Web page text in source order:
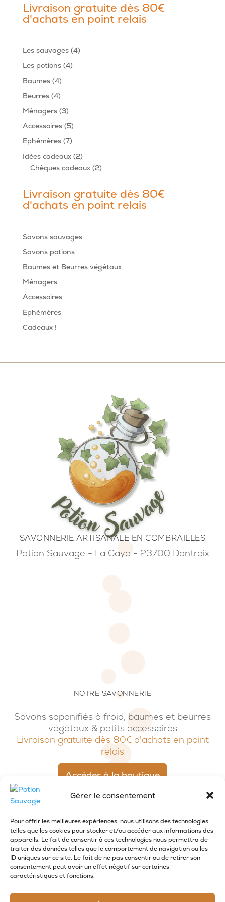
Gérer le consentement
Pour offrir les meilleures expériences, nous utilisons des technologies
telles que les cookies pour stocker et/ou accéder aux informations des
appareils. Le fait de consentir à ces technologies nous permettra de
traiter des données telles que le comportement de navigation ou les
ID uniques sur ce site. Le fait de ne pas consentir ou de retirer son
consentement peut avoir un effet négatif sur certaines
caractéristiques et fonctions.
Livraison gratuite dès 80€
d'achats en point relais
Les sauvages 44
Les potions 44
Baumes 44
produits
Beurres 44
produits
Ménagers 33
produits
Accessoires 55
produits
Ephémères 77
produits
Idées cadeaux 22
produits
Chèques cadeaux 22
Livraison gratuite dès 80€
d'achats en point relais
Savons sauvages
Savons potions
Baumes et Beurres végétaux
Ménagers
Accessoires
Ephémères
Cadeaux !
NOTRE SAVONNERIE
Savons saponifiés à froid, baumes et beurres
végétaux & petits accessoires
Livraison gratuite dès 80€ d'achats en point
relais
Accéder à la boutique
SAVONNERIE ARTISANALE EN COMBRAILLES
Potion Sauvage - La Gaye - 23700 Dontreix